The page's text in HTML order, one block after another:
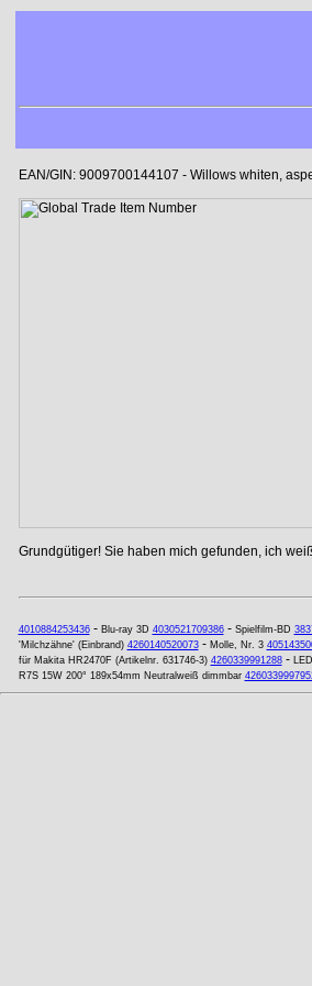
EAN/GIN: 9009700144107 - Willows whiten,
Grundgütiger! Sie haben mich gefunden, ich
4010884253436- Blu-ray 3D 4030521709386- Spielfilm-BD
'Milchzähne' (Einbrand) 4260140520073- Molle, Nr. 3
für Makita HR2470F (Artikelnr. 631746-3) 4260339991288-
R7S 15W 200° 189x54mm Neutralweiß dimmbar